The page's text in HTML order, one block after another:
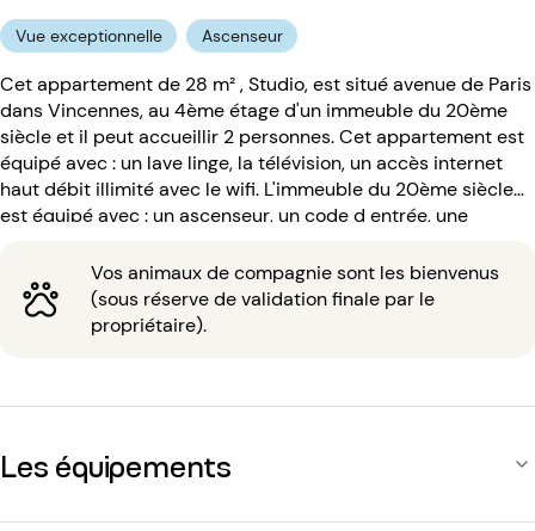
Vue exceptionnelle Ascenseur
Cet appartement de 28 m² , Studio, est situé avenue de Paris
dans Vincennes, au 4ème étage d'un immeuble du 20ème
siècle et il peut accueillir 2 personnes. Cet appartement est
équipé avec : un lave linge, la télévision, un accès internet
haut débit illimité avec le wifi. L'immeuble du 20ème siècle
est équipé avec : un ascenseur, un code d entrée, une
Vos animaux de compagnie sont les bienvenus
(sous réserve de validation finale par le
propriétaire).
Les équipements